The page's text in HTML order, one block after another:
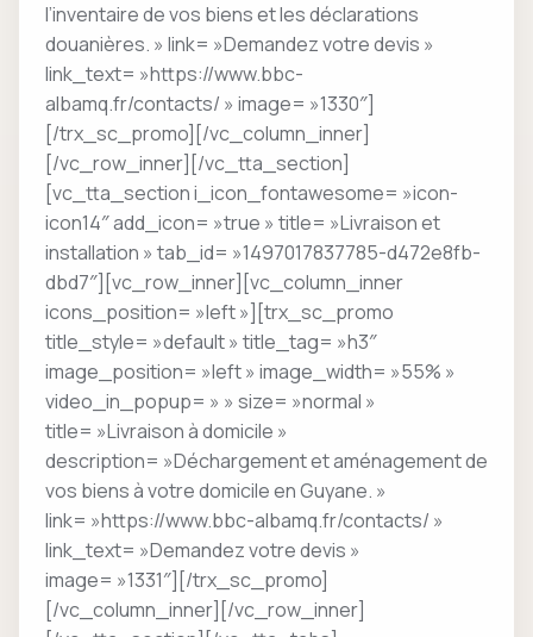
l’inventaire de vos biens et les déclarations
douanières. » link= »Demandez votre devis »
link_text= »https://www.bbc-
albamq.fr/contacts/ » image= »1330″]
[/trx_sc_promo][/vc_column_inner]
[/vc_row_inner][/vc_tta_section]
[vc_tta_section i_icon_fontawesome= »icon-
icon14″ add_icon= »true » title= »Livraison et
installation » tab_id= »1497017837785-d472e8fb-
dbd7″][vc_row_inner][vc_column_inner
icons_position= »left »][trx_sc_promo
title_style= »default » title_tag= »h3″
image_position= »left » image_width= »55% »
video_in_popup= » » size= »normal »
title= »Livraison à domicile »
description= »Déchargement et aménagement de
vos biens à votre domicile en Guyane. »
link= »https://www.bbc-albamq.fr/contacts/ »
link_text= »Demandez votre devis »
image= »1331″][/trx_sc_promo]
[/vc_column_inner][/vc_row_inner]